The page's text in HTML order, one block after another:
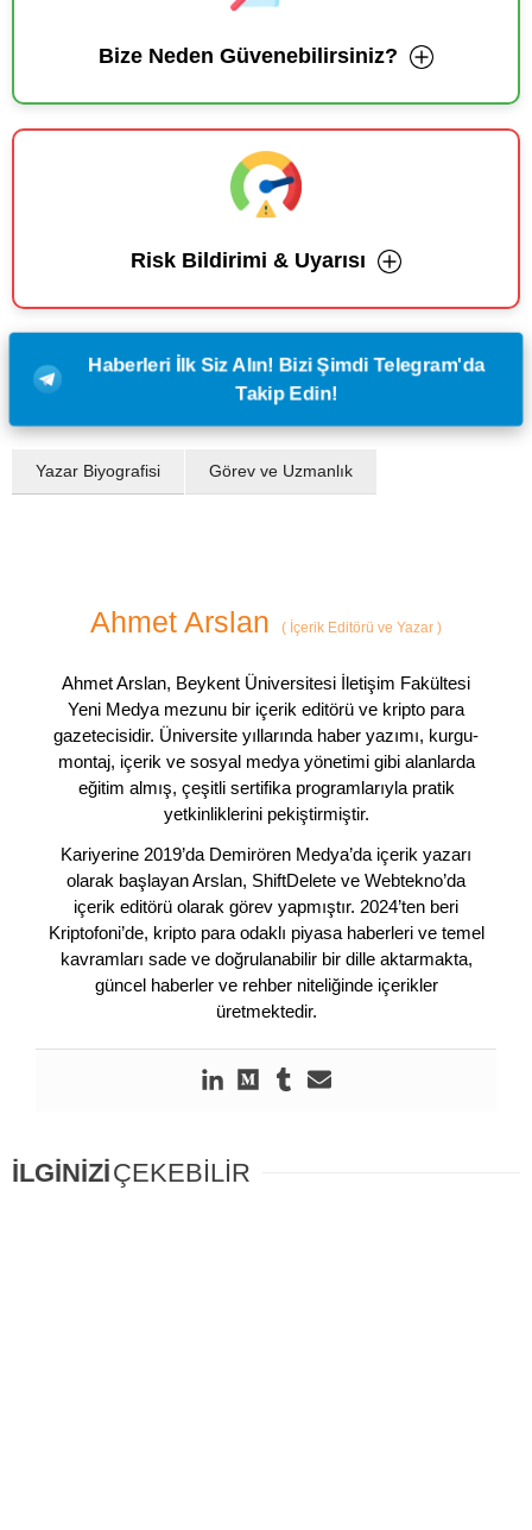
Bize Neden Güvenebilirsiniz?
Risk Bildirimi & Uyarısı
Haberleri İlk Siz Alın! Bizi Şimdi Telegram'da
Takip Edin!
Yazar Biyografisi Görev ve Uzmanlık
Ahmet Arslan ( İçerik Editörü ve Yazar )
Ahmet Arslan, Beykent Üniversitesi İletişim Fakültesi
Yeni Medya mezunu bir içerik editörü ve kripto para
gazetecisidir. Üniversite yıllarında haber yazımı, kurgu-
montaj, içerik ve sosyal medya yönetimi gibi alanlarda
eğitim almış, çeşitli sertifika programlarıyla pratik
yetkinliklerini pekiştirmiştir.
Kariyerine 2019’da Demirören Medya’da içerik yazarı
olarak başlayan Arslan, ShiftDelete ve Webtekno’da
içerik editörü olarak görev yapmıştır. 2024’ten beri
Kriptofoni’de, kripto para odaklı piyasa haberleri ve temel
kavramları sade ve doğrulanabilir bir dille aktarmakta,
güncel haberler ve rehber niteliğinde içerikler
üretmektedir.
İLGİNİZİÇEKEBİLİR